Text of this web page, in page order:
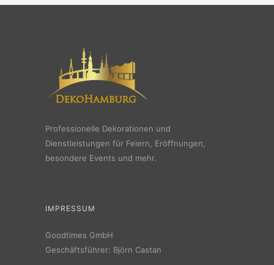
Professionelle Dekorationen und
Dienstleistungen für Feiern, Eröffnungen,
besondere Events und mehr.
IMPRESSUM
Goodtimes GmbH
Geschäftsführer: Björn Castan